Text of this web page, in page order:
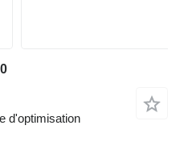
d'optimisation